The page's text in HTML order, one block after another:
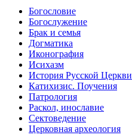
Богословие
Богослужение
Брак и семья
Догматика
Иконография
Исихазм
История Русской Церкви
Катихизис. Поучения
Патрология
Раскол, инославие
Сектоведение
Церковная археология